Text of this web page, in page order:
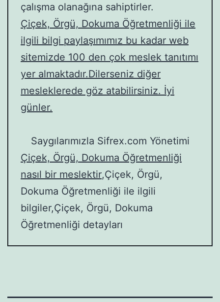
çalışma olanağına sahiptirler.
Çiçek, Örgü, Dokuma Öğretmenliği ile
ilgili bilgi paylaşımımız bu kadar web
sitemizde 100 den çok meslek tanıtımı
yer almaktadır.Dilerseniz diğer
mesleklerede göz atabilirsiniz. İyi
günler.
Saygılarımızla Sifrex.com Yönetimi
Çiçek, Örgü, Dokuma Öğretmenliği
nasıl bir meslektir,Çiçek, Örgü,
Dokuma Öğretmenliği ile ilgili
bilgiler,Çiçek, Örgü, Dokuma
Öğretmenliği detayları